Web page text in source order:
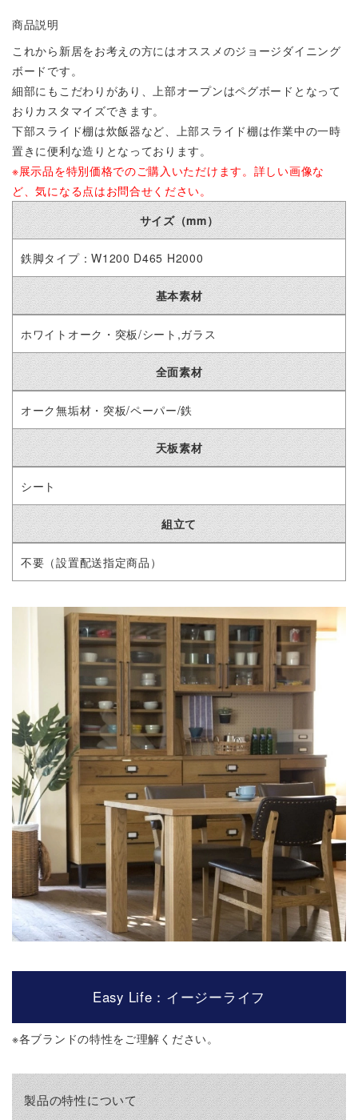
商品説明
これから新居をお考えの方にはオススメのジョージダイニング
ボードです。
細部にもこだわりがあり、上部オープンはペグボードとなって
おりカスタマイズできます。
下部スライド棚は炊飯器など、上部スライド棚は作業中の一時
置きに便利な造りとなっております。
※展示品を特別価格でのご購入いただけます。 詳しい画像な
ど、気になる点はお問合せください。
サイズ（mm）
鉄脚タイプ：W1200 D465 H2000
基本素材
ホワイトオーク・突板/シート,ガラス
全面素材
オーク無垢材・突板/ペーパー/鉄
天板素材
シート
組立て
不要（設置配送指定商品）
Easy Life：イージーライフ
※各ブランドの特性をご理解ください。
製品の特性について